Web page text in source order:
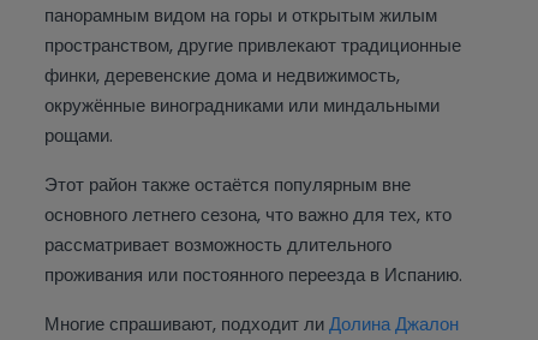
панорамным видом на горы и открытым жилым
пространством, другие привлекают традиционные
финки, деревенские дома и недвижимость,
окружённые виноградниками или миндальными
рощами.
Этот район также остаётся популярным вне
основного летнего сезона, что важно для тех, кто
рассматривает возможность длительного
проживания или постоянного переезда в Испанию.
Многие спрашивают, подходит лиДолина Джалон